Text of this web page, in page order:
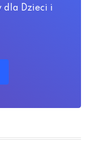
dla Dzieci i